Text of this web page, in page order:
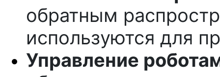
обратным
используются для
Управление